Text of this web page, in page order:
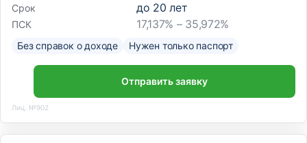
Срок до 20 лет
ПСК 17,137% – 35,972%
Без справок о доходе Нужен только паспорт
Отправить заявку
Лиц. №902